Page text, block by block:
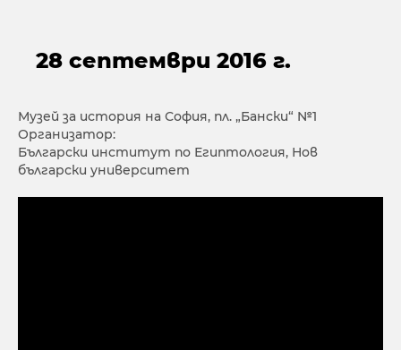
28 септември 2016 г.
Музей за история на София, пл. „Бански“ №1
Организатор:
Български институт по Египтология, Нов
български университет